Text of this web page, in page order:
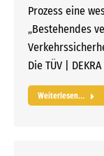
Prozess eine
„Bestehendes
Die TÜV |
Weiterlesen...